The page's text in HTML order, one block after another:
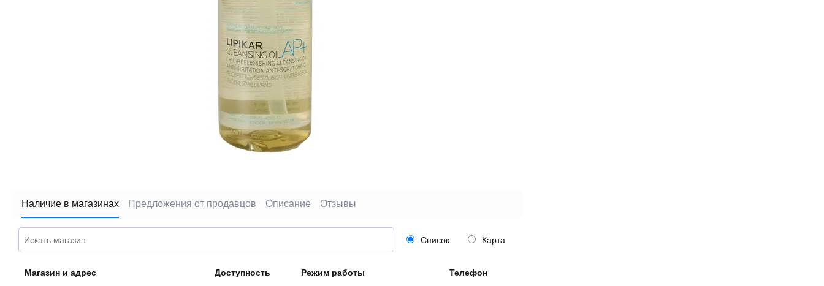
Наличие в магазинах Предложения от продавцов Описание Отзывы
Список Карта
Магазин и адрес Доступность Режим работы Телефон